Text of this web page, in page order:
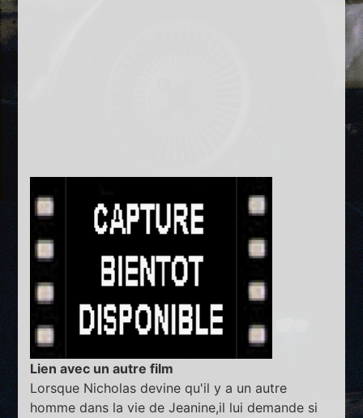
Lien avec un autre film
Lorsque Nicholas devine qu'il y a un autre
homme dans la vie de Jeanine,il lui demande si